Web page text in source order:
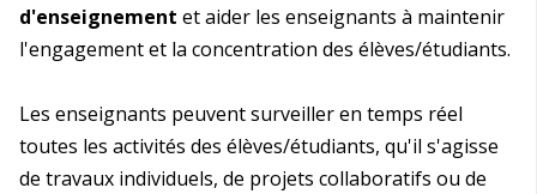
d'enseignement et aider les enseignants à maintenir
l'engagement et la concentration des élèves/étudiants.
Les enseignants peuvent surveiller en temps réel
toutes les activités des élèves/étudiants, qu'il s'agisse
de travaux individuels, de projets collaboratifs ou de